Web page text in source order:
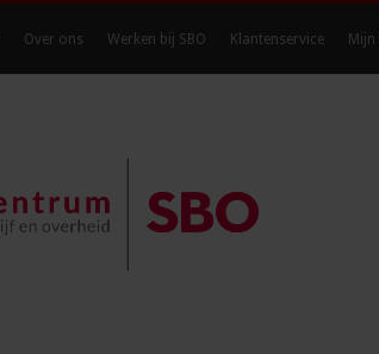
Over ons Werken bij SBO Klantenservice